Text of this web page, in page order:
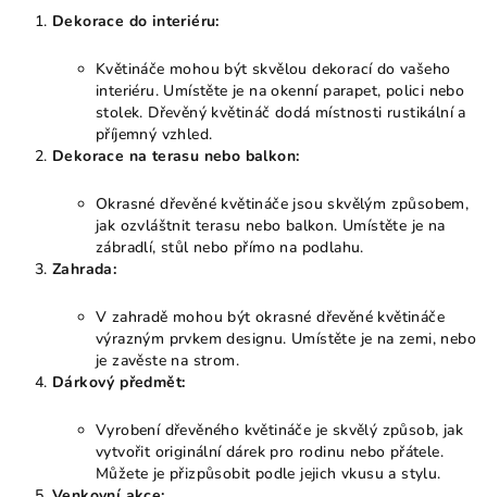
Dekorace do interiéru:
Květináče mohou být skvělou dekorací do vašeho
interiéru. Umístěte je na okenní parapet, polici nebo
stolek. Dřevěný květináč dodá místnosti rustikální a
příjemný vzhled.
Dekorace na terasu nebo balkon:
Okrasné dřevěné květináče jsou skvělým způsobem,
jak ozvláštnit terasu nebo balkon. Umístěte je na
zábradlí, stůl nebo přímo na podlahu.
Zahrada:
V zahradě mohou být okrasné dřevěné květináče
výrazným prvkem designu. Umístěte je na zemi, nebo
je zavěste na strom.
Dárkový předmět:
Vyrobení dřevěného květináče je skvělý způsob, jak
vytvořit originální dárek pro rodinu nebo přátele.
Můžete je přizpůsobit podle jejich vkusu a stylu.